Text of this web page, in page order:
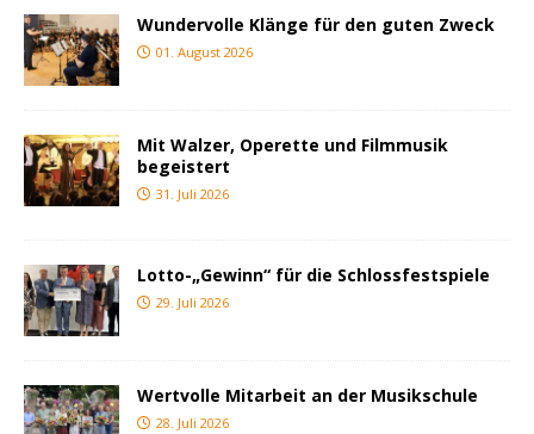
Wundervolle Klänge für den guten Zweck
01. August 2026
Mit Walzer, Operette und Filmmusik
begeistert
31. Juli 2026
Lotto-„Gewinn“ für die Schlossfestspiele
29. Juli 2026
Wertvolle Mitarbeit an der Musikschule
28. Juli 2026